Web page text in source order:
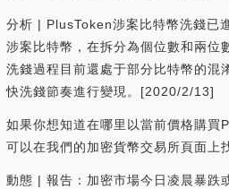
分析 | PlusToken涉案比特幣洗錢已
涉案比特幣，在拆分為個位數和兩位
洗錢過程目前還處于部分比特幣的混
快洗錢節奏進行變現。[2020/2/13]
如果你想知道在哪里以當前價格購
可以在我們的加密貨幣交易所頁面上
動態 | 報告：加密市場今日凌晨暴